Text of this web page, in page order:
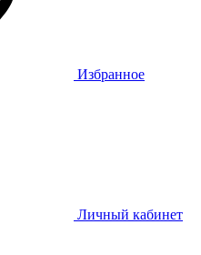
Избранное
Личный кабинет